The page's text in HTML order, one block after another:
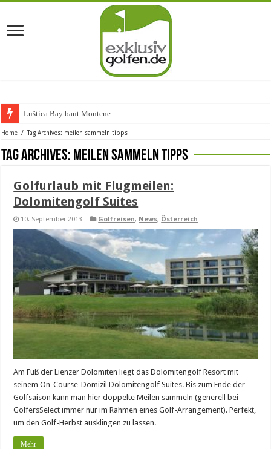
Luštica Bay baut Montenegros e
Home / Tag Archives: meilen sammeln tipps
Tag Archives: meilen sammeln tipps
Golfurlaub mit Flugmeilen:
Dolomitengolf Suites
10. September 2013 Golfreisen, News, Österreich
Am Fuß der Lienzer Dolomiten liegt das Dolomitengolf Resort mit
seinem On-Course-Domizil Dolomitengolf Suites. Bis zum Ende der
Golfsaison kann man hier doppelte Meilen sammeln (generell bei
GolfersSelect immer nur im Rahmen eines Golf-Arrangement). Perfekt,
um den Golf-Herbst ausklingen zu lassen.
Mehr